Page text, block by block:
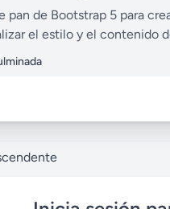
pan de Bootstrap 5 para
el estilo y el contenido